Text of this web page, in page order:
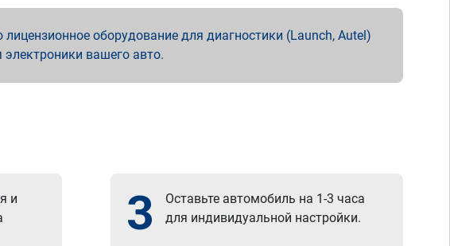
оборудование для диагностики (Launch, Autel)
электроники вашего авто.
и
3
Оставьте автомобиль на 1-3 часа
для индивидуальной настройки.